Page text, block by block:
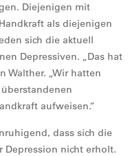
Diejenigen mit
als diejenigen
sich die aktuell
Depressiven. „Das hat
Walther. „Wir hatten
aufweisen.“
dass sich die
Depression nicht erholt.